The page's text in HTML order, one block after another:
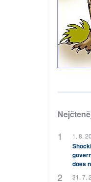
1. 8.
does
31. 7.